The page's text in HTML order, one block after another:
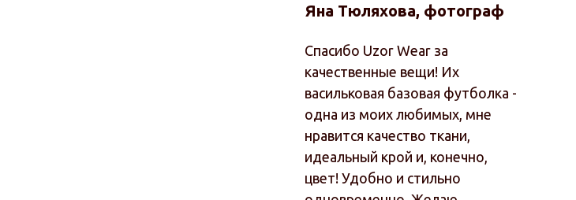
Яна Тюляхова, фотограф
Спасибо Uzor Wear за
качественные вещи! Их
васильковая базовая футболка -
одна из моих любимых, мне
нравится качество ткани,
идеальный крой и, конечно,
цвет! Удобно и стильно